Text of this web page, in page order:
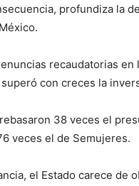
profundiza la
recaudatorias
con creces la
38 veces el
veces el de Semujeres.
el Estado carece de